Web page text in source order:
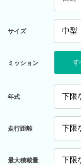
サイズ
ミッション す
年式
走行距離
最大積載量